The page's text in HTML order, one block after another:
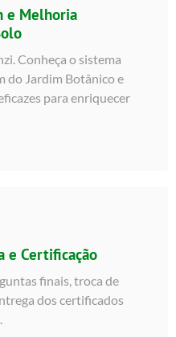
e Melhoria
Conheça o sistema
do Jardim Botânico e
para enriquecer
e Certificação
finais, troca de
dos certificados